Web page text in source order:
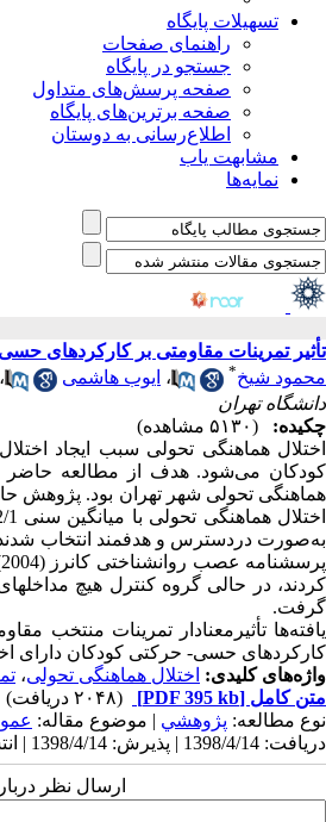
تسهیلات پایگاه
راهنمای صفحات
جستجو در پایگاه
صفحه پرسش‌های متداول
صفحه برترین‌های پایگاه
اطلاع‌رسانی به دوستان
مشابهت یاب
نمایه‌ها
تأثیر تمرینات مقاومتی بر کارکردهای
محمود شیخ* ، ایوب هاشمی ،
دانشگاه تهران
چکیده:
(۵۱۳۰ مشاهده)
اختلال هماهنگی تحولی سبب ایجاد
کودکان می‌شود. هدف
از مطالعه حاضر
هماهنگی تحولی شهر تهران بود. پژوهش
اختلال هماهنگی تحولی با میانگین سنی 02/1 98±/10 سال، با استفاده از
به‌صورت دردسترس و هدفمند انتخاب
پرسشنامه عصب روانشناختی کانرز (2004)
کردند، در حالی گروه کنترل هیچ
گرفت.
یافته‌ها تأثیرمعنادار
تمرینات منتخب
کارکردهای حسی- حرکتی کودکان دارای
واژه‌های کلیدی: اختلال هماهنگی تحولی،
متن کامل [PDF 395 kb]
(۲۰۴۸ دریافت)
نوع مطالعه: پژوهشي | موضوع مقاله:
دریافت: 1398/4/14 | پذیرش: 1398/4/14 | انتشار: 1398/4/14
ارسال نظر